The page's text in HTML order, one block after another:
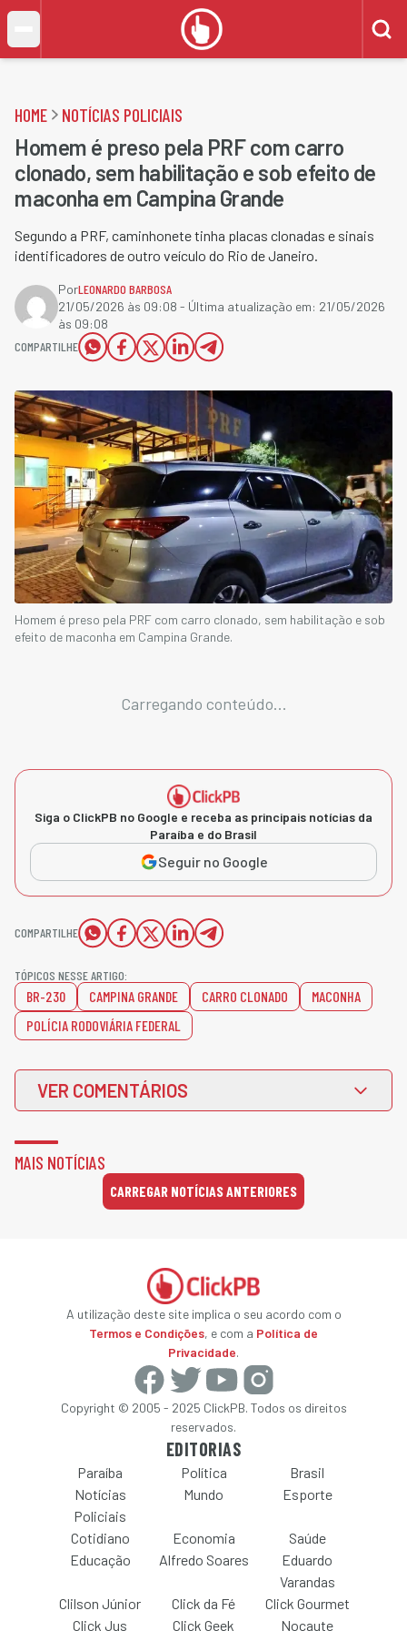
HOME NOTÍCIAS POLICIAIS
Homem é preso pela PRF com carro
clonado, sem habilitação e sob efeito de
maconha em Campina Grande
Segundo a PRF, caminhonete tinha placas clonadas e sinais
identificadores de outro veículo do Rio de Janeiro.
PorLEONARDO BARBOSA
21/05/2026 às 09:08 - Última atualização em: 21/05/2026
às 09:08
COMPARTILHE
Homem é preso pela PRF com carro clonado, sem habilitação e sob
efeito de maconha em Campina Grande.
Carregando conteúdo...
Siga o ClickPB no Google e receba as principais notícias da
Paraíba e do Brasil
Seguir no Google
COMPARTILHE
TÓPICOS NESSE ARTIGO:
BR-230 CAMPINA GRANDE CARRO CLONADO
MACONHA
POLÍCIA RODOVIÁRIA FEDERAL
VER COMENTÁRIOS
MAIS NOTÍCIAS
CARREGAR NOTÍCIAS ANTERIORES
A utilização deste site implica o seu acordo com o
Termos e Condições, e com a Política de
Privacidade.
Copyright © 2005 - 2025 ClickPB. Todos os direitos
reservados.
EDITORIAS
Paraíba Política
Brasil
Notícias
Policiais
Mundo Esporte
Cotidiano Economia
Saúde
Educação
Alfredo Soares
Eduardo
Varandas
Clilson Júnior
Click da Fé
Click Gourmet
Click Jus
Click Geek Nocaute